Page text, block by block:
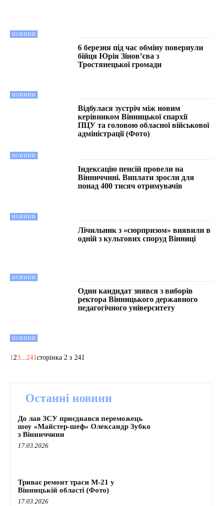
НОВИНИ
НОВИНИ
6 березня під час обміну повернули
бійця Юрія Зінов’єва з
Тростянецької громади
НОВИНИ
Відбулася зустріч між новим
керівником Вінницької єпархії
ПЦУ та головою обласної військової
адміністрації (Фото)
НОВИНИ
Індексацію пенсій провели на
Вінниччині. Виплати зросли для
понад 400 тисяч отримувачів
НОВИНИ
Лічильник з «сюрпризом» виявили в
одній з культових споруд Вінниці
НОВИНИ
Один кандидат знявся з виборів
ректора Вінницького державного
педагогічного університету
123...241сторінка 2 з 241
Останні новини
До лав ЗСУ приєднався переможець
шоу «Майстер-шеф» Олександр Зубко
з Вінниччини
17.03.2026
Триває ремонт траси М-21 у
Вінницькій області (Фото)
17.03.2026